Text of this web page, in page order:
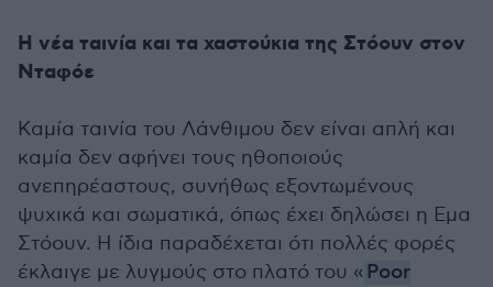
Η νέα ταινία και τα χαστούκια της Στόουν στον
Νταφόε
Καμία ταινία του Λάνθιμου δεν είναι απλή και
καμία δεν αφήνει τους ηθοποιούς
ανεπηρέαστους, συνήθως εξοντωμένους
ψυχικά και σωματικά, όπως έχει δηλώσει η Εμα
Στόουν. Η ίδια παραδέχεται ότι πολλές φορές
έκλαιγε με λυγμούς στο πλατό του « Poor